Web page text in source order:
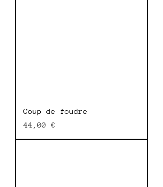
Coup de foudre
Prix
44,00 €